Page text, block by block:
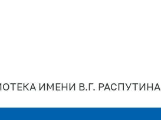
ИМЕНИ В.Г. РАСПУТИНА